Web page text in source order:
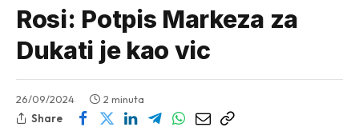
Rosi: Potpis Markeza za
Dukati je kao vic
26/09/2024
2 minuta
Share